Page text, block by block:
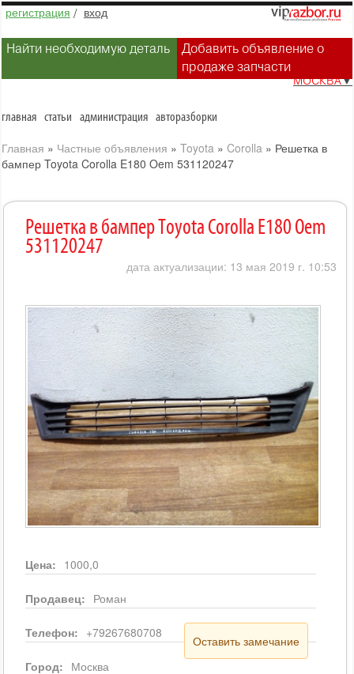
регистрация / вход
Найти необходимую деталь
Добавить объявление о
продаже запчасти
МОСКВА▼
главная статьи администрация авторазборки
Главная » Частные объявления » Toyota » Corolla » Решетка в
бампер Toyota Corolla E180 Oem 531120247
Решетка в бампер Toyota Corolla E180 Oem
531120247
дата актуализации: 13 мая 2019 г. 10:53
Цена: 1000,0
Продавец: Роман
Телефон: +79267680708
Оставить замечание
Город: Москва